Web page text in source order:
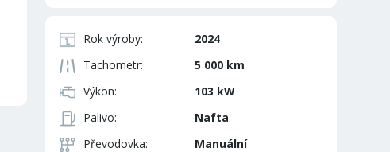
Rok výroby:
2024
Tachometr:
5 000 km
Výkon:
103 kW
Palivo:
Nafta
Převodovka:
Manuální